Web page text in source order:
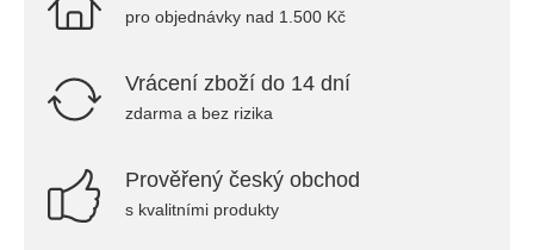
pro objednávky nad 1.500 Kč
Vrácení zboží do 14 dní
zdarma a bez rizika
Prověřený český obchod
s kvalitními produkty